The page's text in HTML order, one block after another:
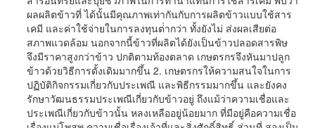
ผลผลิตข้าวที่ ได้นั้นมีคุณภาพเท่ากันกับการผลิตข้าวแบบใช้สาร
เคมี และค่าใช้จ่ายในการลงทุนต่ํากว่า ทั้งยังไม่ ส่งผลเสียต่อ
สภาพแวดล้อม นอกจากนี้ข้าวที่ผลิตได้ยังเป็นข้าวปลอดสารพิษ
จึงมีราคาสูงกว่าข้าว ปกติตามท้องตลาด เกษตรกรจึงหันมาปลูก
ข้าวด้วยวิธีการดั้งเดิมมากขึ้น 2. เกษตรกรให้ความสนใจในการ
ปฏิบัติกิจกรรมเกี่ยวกับประเพณี และพิธีกรรมมากขึ้น และยังคง
รักษาวัฒนธรรมประเพณีเกี่ยวกับข้าวอยู่ ถึงแม้ว่าความเชื่อและ
ประเพณีเกี่ยวกับข้าวนั้น หลงเหลืออยู่น้อยมาก ที่มีอยู่คือความเชื่อ